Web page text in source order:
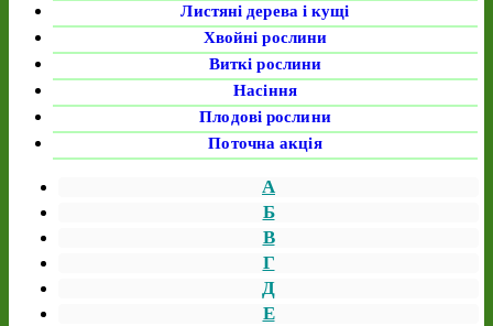
Листяні дерева і кущі
Хвойні рослини
Виткі рослини
Насіння
Плодові рослини
Поточна акція
А
Б
В
Г
Д
Е